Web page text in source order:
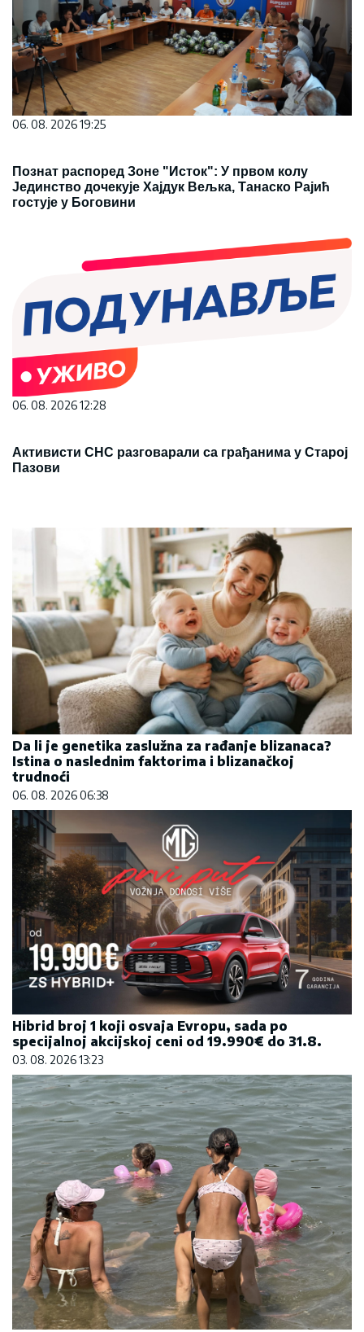
06. 08. 2026 19:25
Познат распоред Зоне "Исток": У првом колу
Јединство дочекује Хајдук Вељка, Танаско Рајић
гостује у Боговини
06. 08. 2026 12:28
Активисти СНС разговарали са грађанима у Старој
Пазови
Da li je genetika zaslužna za rađanje blizanaca?
Istina o naslednim faktorima i blizanačkoj
trudnoći
06. 08. 2026 06:38
Hibrid broj 1 koji osvaja Evropu, sada po
specijalnoj akcijskoj ceni od 19.990€ do 31.8.
03. 08. 2026 13:23